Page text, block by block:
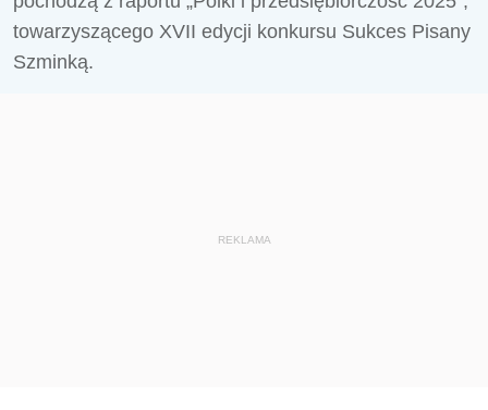
towarzyszącego XVII edycji konkursu Sukces Pisany
Szminką.
REKLAMA